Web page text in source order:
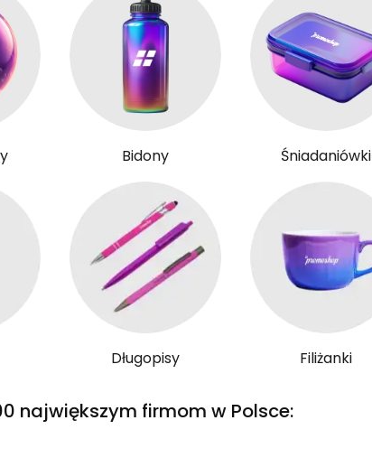
Bidony Śniadaniówki
Długopisy Filiżanki
największym firmom w Polsce: